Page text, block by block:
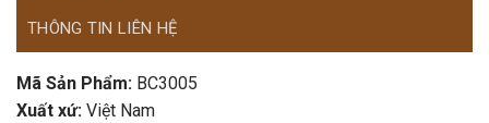
THÔNG TIN LIÊN HỆ
Mã Sản Phẩm: BC3005
Xuất xứ: Việt Nam